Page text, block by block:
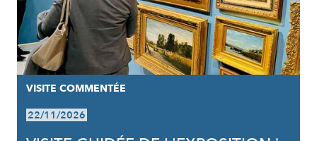
VISITE COMMENTÉE
22/11/2026